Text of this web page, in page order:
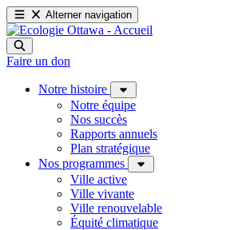
Alterner navigation
Faire un don
Notre histoire
Notre équipe
Nos succès
Rapports annuels
Plan stratégique
Nos programmes
Ville active
Ville vivante
Ville renouvelable
Équité climatique